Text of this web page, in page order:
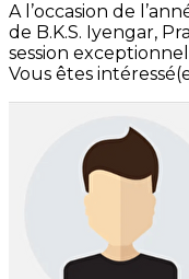
A l’occasion de
de B.K.S. Iyengar,
session
Vous êtes